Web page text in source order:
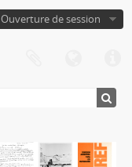
Ouverture de session